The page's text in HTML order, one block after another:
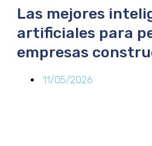
Las mejores
artificiales para
empresas
11/05/2026